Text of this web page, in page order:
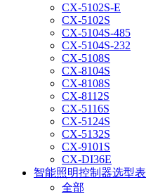
CX-5102S-E
CX-5102S
CX-5104S-485
CX-5104S-232
CX-5108S
CX-8104S
CX-8108S
CX-8112S
CX-5116S
CX-5124S
CX-5132S
CX-9101S
CX-DI36E
智能照明控制器选型表
全部